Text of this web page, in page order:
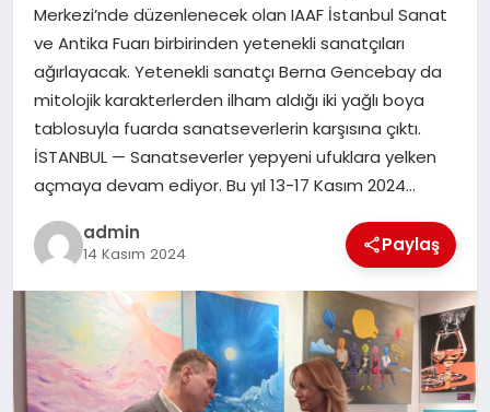
SPOR
TEKNOLOJI
YAŞAM
Merkezi’nde düzenlenecek olan IAAF İstanbul Sanat
ve Antika Fuarı birbirinden yetenekli sanatçıları
ağırlayacak. Yetenekli sanatçı Berna Gencebay da
mitolojik karakterlerden ilham aldığı iki yağlı boya
tablosuyla fuarda sanatseverlerin karşısına çıktı.
İSTANBUL — Sanatseverler yepyeni ufuklara yelken
açmaya devam ediyor. Bu yıl 13-17 Kasım 2024…
admin
14 Kasım 2024 Paylaş